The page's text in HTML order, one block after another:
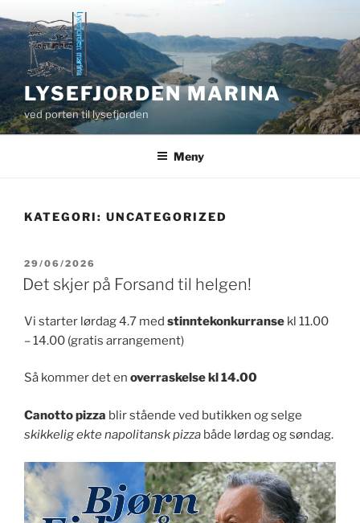
til
innhold
LYSEFJORDEN MARINA
ved porten til lysefjorden
Meny
KATEGORI: UNCATEGORIZED
PUBLISERT
29/06/2026
Det skjer på Forsand til helgen!
Vi starter lørdag 4.7 med stinntekonkurranse kl 11.00
– 14.00 (gratis arrangement)
Så kommer det en overraskelse kl 14.00
Canotto pizza blir stående ved butikken og selge
skikkelig ekte napolitansk pizza både lørdag og søndag.